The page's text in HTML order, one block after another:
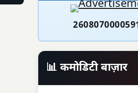
📊 कमोडिटी बाज़ार